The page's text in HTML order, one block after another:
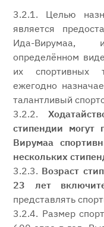
3.2.1. Целью
является
Ида-
определённом
их спортивных
ежегодно
талантливый
3.2.2.
стипендии могут
Вирумаа
нескольких
3.2.3. Возраст
23 лет
представлять
3.2.4. Размер